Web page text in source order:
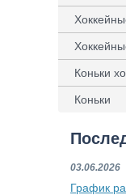
Коньки
Коньки
03.06.2026
График